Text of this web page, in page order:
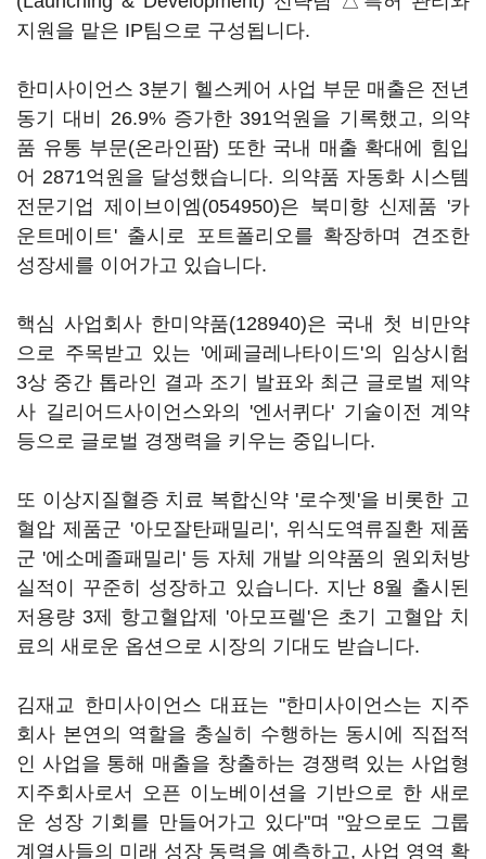
지원을 맡은 IP팀으로 구성됩니다.
한미사이언스 3분기 헬스케어 사업 부문 매출은 전년
동기 대비 26.9% 증가한 391억원을 기록했고, 의약
품 유통 부문(온라인팜) 또한 국내 매출 확대에 힘입
어 2871억원을 달성했습니다. 의약품 자동화 시스템
전문기업제이브이엠(054950)은 북미향 신제품 '카
운트메이트' 출시로 포트폴리오를 확장하며 견조한
성장세를 이어가고 있습니다.
핵심 사업회사 한미약품(128940)은 국내 첫 비만약
으로 주목받고 있는 '에페글레나타이드'의 임상시험
3상 중간 톱라인 결과 조기 발표와 최근 글로벌 제약
사 길리어드사이언스와의 '엔서퀴다' 기술이전 계약
등으로 글로벌 경쟁력을 키우는 중입니다.
또 이상지질혈증 치료 복합신약 '로수젯'을 비롯한 고
혈압 제품군 '아모잘탄패밀리', 위식도역류질환 제품
군 '에소메졸패밀리' 등 자체 개발 의약품의 원외처방
실적이 꾸준히 성장하고 있습니다. 지난 8월 출시된
저용량 3제 항고혈압제 '아모프렐'은 초기 고혈압 치
료의 새로운 옵션으로 시장의 기대도 받습니다.
김재교 한미사이언스 대표는 "한미사이언스는 지주
회사 본연의 역할을 충실히 수행하는 동시에 직접적
인 사업을 통해 매출을 창출하는 경쟁력 있는 사업형
지주회사로서 오픈 이노베이션을 기반으로 한 새로
운 성장 기회를 만들어가고 있다"며 "앞으로도 그룹
계열사들의 미래 성장 동력을 예측하고, 사업 영역 확